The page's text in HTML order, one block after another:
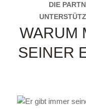
DIE
WARUM
SEINER